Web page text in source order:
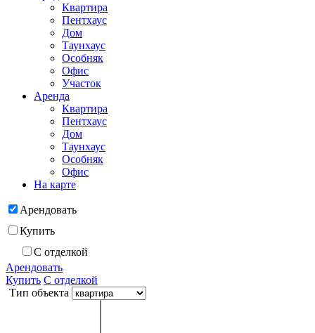
Квартира
Пентхаус
Дом
Таунхаус
Особняк
Офис
Участок
Аренда
Квартира
Пентхаус
Дом
Таунхаус
Особняк
Офис
На карте
Арендовать
Купить
С отделкой
Арендовать
Купить С отделкой
Тип объекта